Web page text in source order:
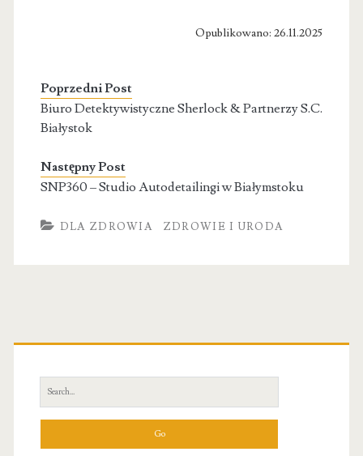
Opublikowano: 26.11.2025
Poprzedni Post
Biuro Detektywistyczne Sherlock & Partnerzy S.C.
Białystok
Następny Post
SNP360 – Studio Autodetailingi w Białymstoku
DLA ZDROWIA ZDROWIE I URODA
Primary
Sidebar
Search
for: